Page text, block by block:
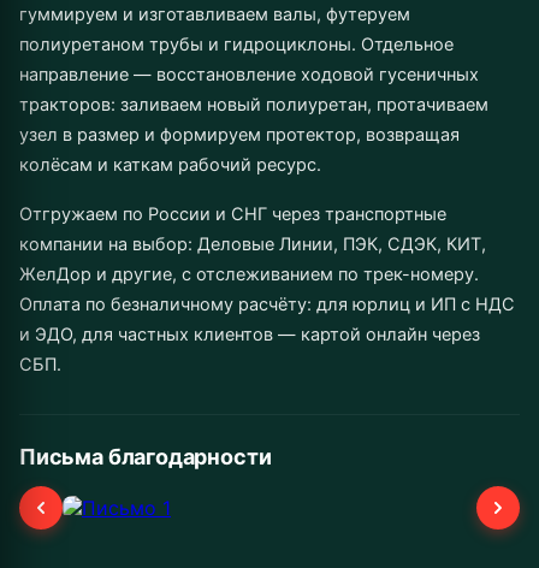
гуммируем и изготавливаем валы, футеруем
полиуретаном трубы и гидроциклоны. Отдельное
направление — восстановление ходовой гусеничных
тракторов: заливаем новый полиуретан, протачиваем
узел в размер и формируем протектор, возвращая
колёсам и каткам рабочий ресурс.
Отгружаем по России и СНГ через транспортные
компании на выбор: Деловые Линии, ПЭК, СДЭК, КИТ,
ЖелДор и другие, с отслеживанием по трек-номеру.
Оплата по безналичному расчёту: для юрлиц и ИП с НДС
и ЭДО, для частных клиентов — картой онлайн через
СБП.
Письма благодарности